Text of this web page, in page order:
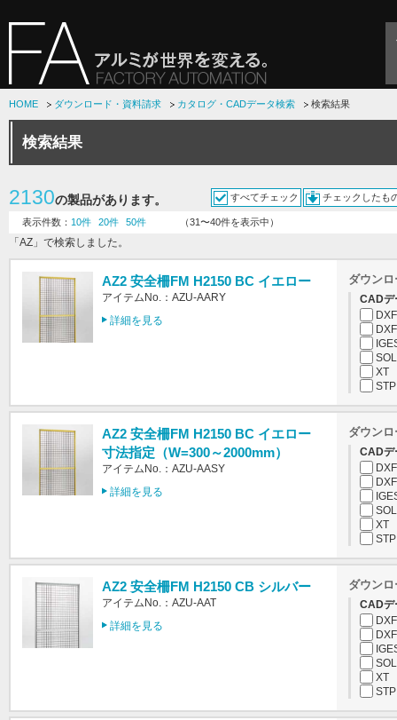
HOME ダウンロード・資料請求 カタログ・CADデータ検索 検索結果
検索結果
2130の製品があります。 すべてチェック チェックしたも
表示件数： 10件 20件 50件 （31〜40件を表示中）
「AZ」で検索しました。
AZ2 安全柵FM H2150 BC イエロー
アイテムNo.：AZU-AARY
詳細を見る
ダウンロ
CADデ
DXF
XT
STP
AZ2 安全柵FM H2150 BC イエロー
寸法指定（W=300～2000mm）
アイテムNo.：AZU-AASY
詳細を見る
ダウンロ
CADデ
DXF
XT
STP
AZ2 安全柵FM H2150 CB シルバー
アイテムNo.：AZU-AAT
詳細を見る
ダウンロ
CADデ
DXF
XT
STP